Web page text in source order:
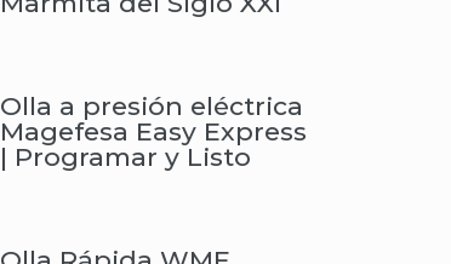
Olla a presión eléctrica
Magefesa Easy Express
| Programar y Listo